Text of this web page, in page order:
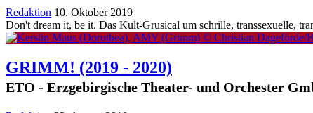
Redaktion 10. Oktober 2019
Don't dream it, be it. Das Kult-Grusical um schrille, transsexuelle,
GRIMM! (2019 - 2020)
ETO - Erzgebirgische Theater- und Orchester